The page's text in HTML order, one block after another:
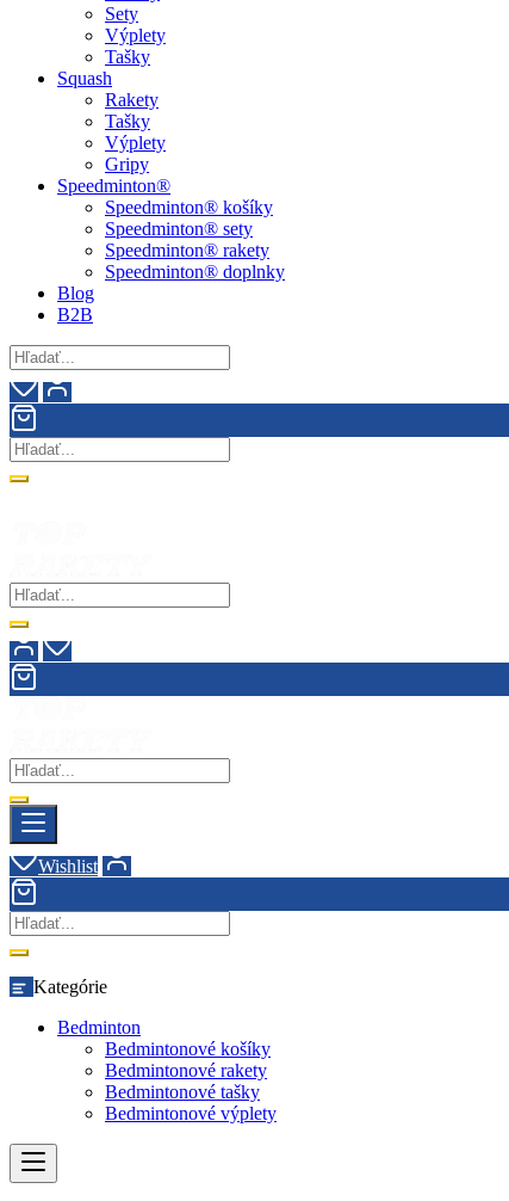
Sety
Výplety
Tašky
Squash
Rakety
Tašky
Výplety
Gripy
Speedminton®
Speedminton® košíky
Speedminton® sety
Speedminton® rakety
Speedminton® doplnky
Blog
B2B
Wishlist
Kategórie
Bedminton
Bedmintonové košíky
Bedmintonové rakety
Bedmintonové tašky
Bedmintonové výplety